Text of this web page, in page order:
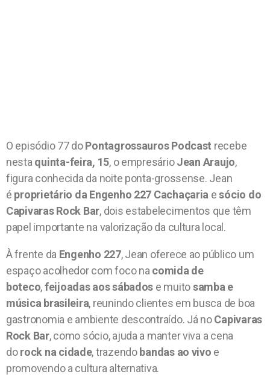
O episódio 77 doPontagrossauros Podcast recebe
nesta quinta-feira, 15, o empresárioJean Araujo,
figura conhecida da noite ponta-grossense. Jean
é proprietário da Engenho 227 Cachaçaria esócio do
Capivaras Rock Bar, dois estabelecimentos que têm
papel importante na valorização da cultura local.
À frente da Engenho 227, Jean oferece ao público um
espaço acolhedor com foco na comida de
boteco,feijoadas aos sábados e muitosamba e
música brasileira, reunindo clientes em busca de boa
gastronomia e ambiente descontraído. Já noCapivaras
Rock Bar, como sócio, ajuda a manter viva a cena
dorock na cidade, trazendo bandas ao vivo e
promovendo a cultura alternativa.